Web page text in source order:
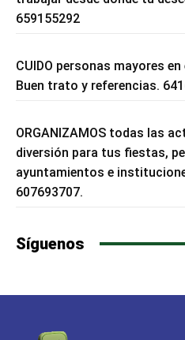
659155292
CUIDO personas mayores
Buen trato y referencias.
ORGANIZAMOS todas las
diversión para tus fiestas,
ayuntamientos e
607693707.
Síguenos